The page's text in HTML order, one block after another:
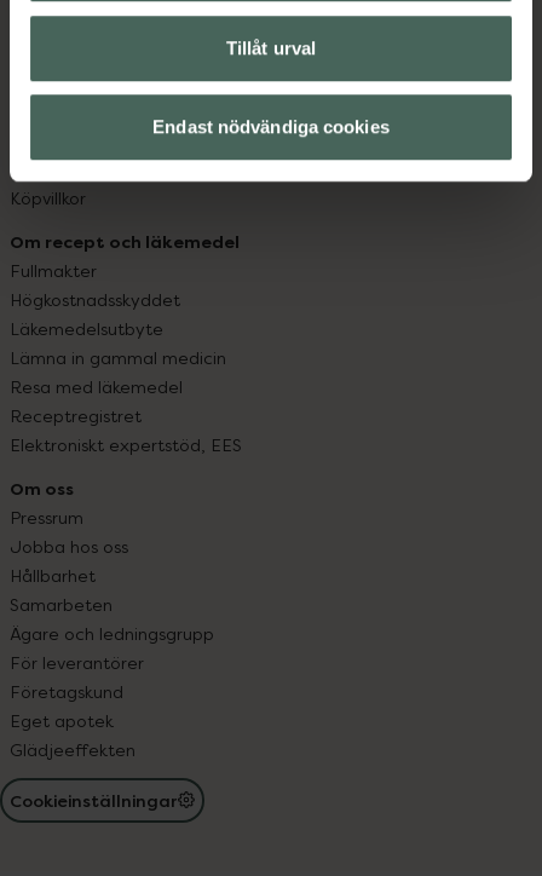
Tillåt urval
Endast nödvändiga cookies
Hitta apotek
Leverans, betalning och retur
Sajtens tillgänglighet
App
Köpvillkor
Om recept och läkemedel
Fullmakter
Högkostnadsskyddet
Läkemedelsutbyte
Lämna in gammal medicin
Resa med läkemedel
Receptregistret
Elektroniskt expertstöd, EES
Om oss
Pressrum
Jobba hos oss
Hållbarhet
Samarbeten
Ägare och ledningsgrupp
För leverantörer
Företagskund
Eget apotek
Glädjeeffekten
Cookieinställningar